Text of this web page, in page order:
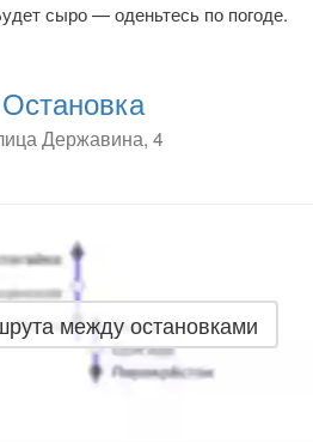
сыро — оденьтесь по погоде.
Остановка
Державина, 4
между остановками